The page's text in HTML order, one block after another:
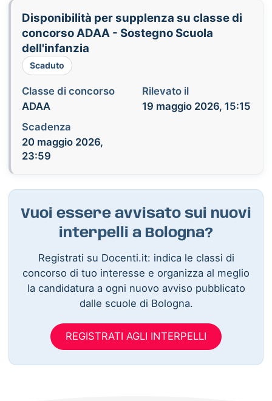
Disponibilità per supplenza su classe di
concorso ADAA - Sostegno Scuola
dell'infanzia
Scaduto
Classe di concorso
ADAA
Rilevato il
19 maggio 2026, 15:15
Scadenza
20 maggio 2026,
23:59
Vuoi essere avvisato sui nuovi
interpelli a Bologna?
Registrati su Docenti.it: indica le classi di
concorso di tuo interesse e organizza al meglio
la candidatura a ogni nuovo avviso pubblicato
dalle scuole di Bologna.
REGISTRATI AGLI INTERPELLI